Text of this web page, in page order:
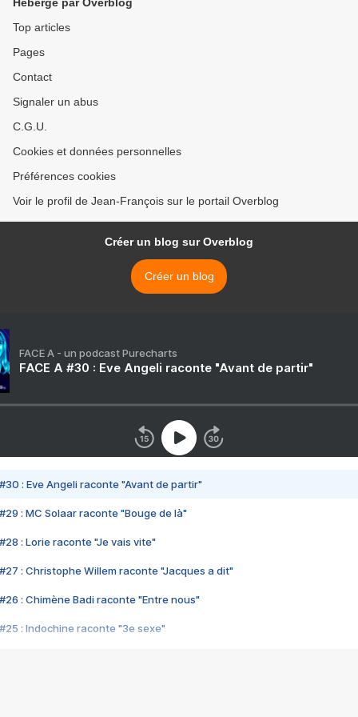
Top articles
Pages
Contact
Signaler un abus
C.G.U.
Cookies et données personnelles
Préférences cookies
Voir le profil de Jean-François sur le portail Overblog
Créer un blog sur Overblog
Créer un blog
FACE A - un podcast Purecharts
FACE A #30 : Eve Angeli raconte "Avant de partir"
#30 : Eve Angeli raconte "Avant de partir"
#29 : MC Solaar raconte "Bouge de là"
#28 : Lorie raconte "Je vais vite"
#27 : Christophe Willem raconte "Jacques a dit"
#26 : Chimène Badi raconte "Entre nous"
#25 : Indochine raconte "3e sexe"